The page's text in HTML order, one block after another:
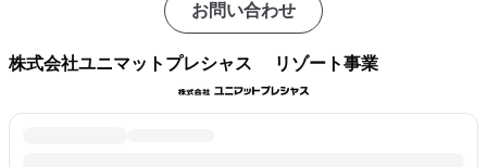
お問い合わせ
株式会社ユニマットプレシャス リゾート事業